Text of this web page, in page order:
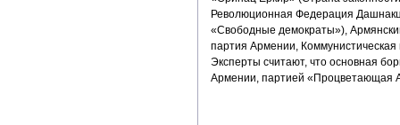
Революционная Федерация
«Свободные демократы»),
партия Армении,
Эксперты считают, что основная
Армении, партией